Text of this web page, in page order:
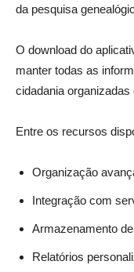
da pesquisa
O download do
manter todas as
cidadania organizadas
Entre os recursos
Organização
Integração com
Armazenamento
Relatórios